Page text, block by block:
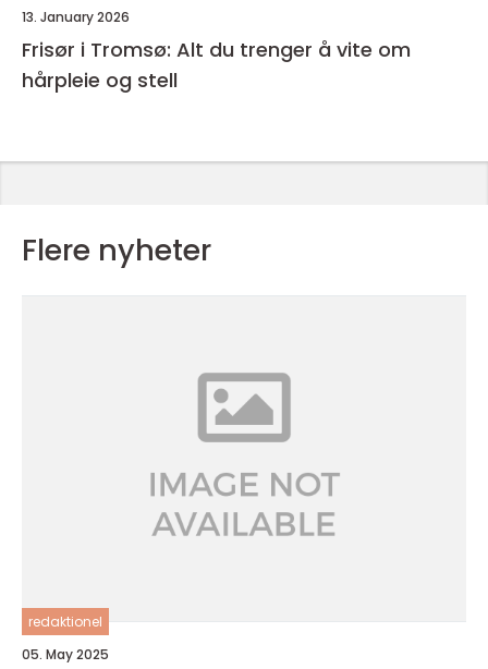
13. January 2026
Frisør i Tromsø: Alt du trenger å vite om
hårpleie og stell
Flere nyheter
redaktionel
05. May 2025